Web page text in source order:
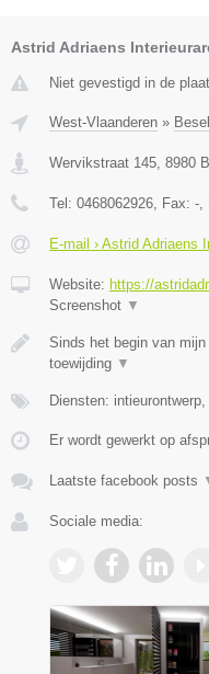
Astrid Adriaens
Niet gevestigd in de
West-Vlaanderen »
Wervikstraat 145, 8980
Tel: 0468062926, Fax: -,
E-mail › Astrid Adriaens
Website: https://
Screenshot ▼
Sinds het begin van
toewijding ▼
Diensten:
Er wordt gewerkt op
Laatste facebook posts
Sociale media: